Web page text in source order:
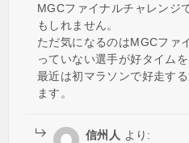
MGCファイナルチャレンジ
もしれません。
ただ気になるのはMGCファ
っていない選手が好タイム
最近は初マラソンで好走す
ます。
信州人 より: